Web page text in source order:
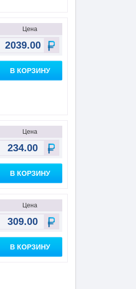
Цена
В КОРЗИНУ
Цена
В КОРЗИНУ
Цена
В КОРЗИНУ